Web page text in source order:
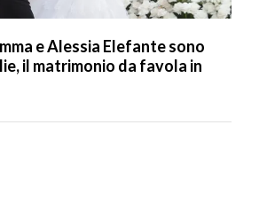
e Alessia Elefante sono
il matrimonio da favola in